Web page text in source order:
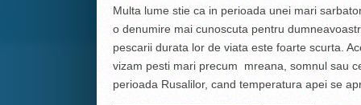
Multa lume stie ca in perioada unei mari
o denumire mai cunoscuta pentru
pescarii durata lor de viata este foarte scurta.
vizam pesti mari precum mreana, somnul sau
perioada Rusalilor, cand temperatura apei se